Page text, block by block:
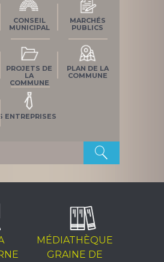
CONSEIL
MUNICIPAL
MARCHÉS
PUBLICS
PROJETS DE
LA
COMMUNE
PLAN DE LA
COMMUNE
ENTREPRISES
MÉDIATHÈQUE
GRAINE DE